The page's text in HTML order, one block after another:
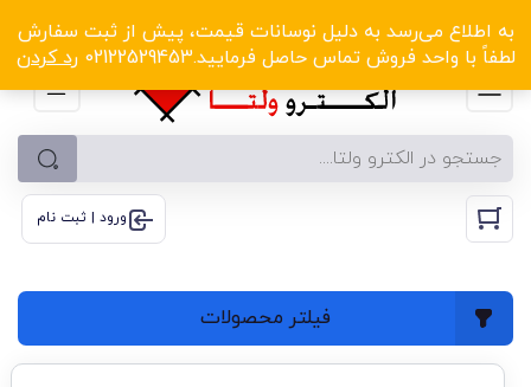
به اطلاع می‌رسد به دلیل نوسانات قیمت، پیش از ثبت سفارش
لطفاً با واحد فروش تماس حاصل فرمایید.02122529453
رد کردن
الکترو ولتا با تخفیف‌های شگفت‌انگیز! کلیک کنید
ورود | ثبت نام
فیلتر محصولات